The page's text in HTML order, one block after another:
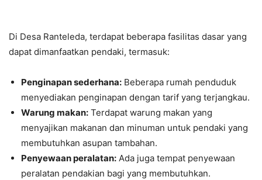
Di Desa Ranteleda, terdapat beberapa fasilitas dasar yang
dapat dimanfaatkan pendaki, termasuk:
Penginapan sederhana: Beberapa rumah penduduk
menyediakan penginapan dengan tarif yang terjangkau.
Warung makan: Terdapat warung makan yang
menyajikan makanan dan minuman untuk pendaki yang
membutuhkan asupan tambahan.
Penyewaan peralatan: Ada juga tempat penyewaan
peralatan pendakian bagi yang membutuhkan.